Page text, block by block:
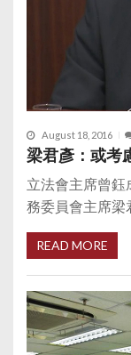
August 18, 2016
梁君彥：或考
立法會主席曾
務委員會主席梁
READ MORE